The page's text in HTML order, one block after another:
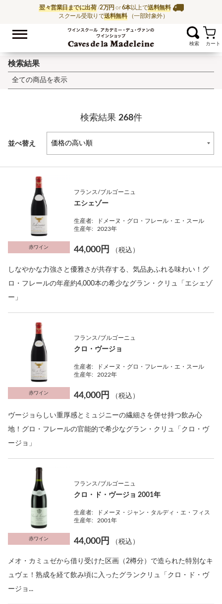
翌々営業日までに出荷/2万円 or6本以上で送料無料
スクール受取りで送料無料 （一部対象外）
ワイン通販ならワイ
お気に入
検索結果
全ての商品を表示
検索結果 268件
並べ替え
赤ワイン
フランス/ブルゴーニュ
エシェゾー
生産者:
ドメーヌ・グロ・フレール・エ・スール
生産年:
2023年
44,000円 （税込）
しなやかな力強さと優雅さが共存する、気品あふれる味わい！グ
ロ・フレールの年産約4,000本の希少なグラン・クリュ「エシェゾ
ー」
赤ワイン
フランス/ブルゴーニュ
クロ・ヴージョ
生産者:
ドメーヌ・グロ・フレール・エ・スール
生産年:
2022年
44,000円 （税込）
ヴージョらしい重厚感とミュジニーの繊細さを併せ持つ飲み心
地！グロ・フレールの官能的で希少なグラン・クリュ「クロ・ヴ
ージョ」
赤ワイン
フランス/ブルゴーニュ
クロ・ド・ヴージョ 2001年
生産者:
ドメーヌ・ジャン・タルディ・エ・フィス
生産年:
2001年
44,000円 （税込）
メオ・カミュゼから借り受けた区画（2樽分）で造られた特別なキ
ュヴェ！熟成を経て飲み頃に入ったグランクリュ「クロ・ド・ヴ
ージョ...